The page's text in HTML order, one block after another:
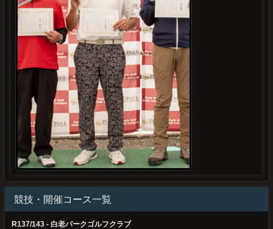
競技・開催コース一覧
R137/143 - 白老パークゴルフクラブ